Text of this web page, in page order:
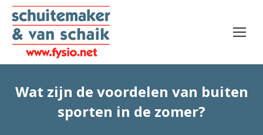
Wat zijn de voordelen van buiten
sporten in de zomer?